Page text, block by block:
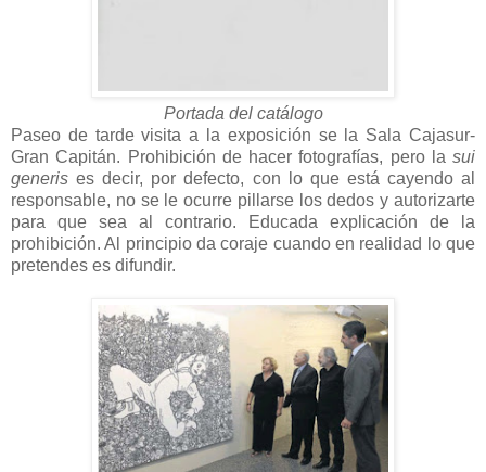
Portada del catálogo
Paseo de tarde visita a la exposición se la Sala Cajasur-
Gran Capitán. Prohibición de hacer fotografías, pero la sui
generises decir, por defecto, con lo que está cayendo al
responsable, no se le ocurre pillarse los dedos y autorizarte
para que sea al contrario. Educada explicación de la
prohibición. Al principio da coraje cuando en realidad lo que
pretendes es difundir.